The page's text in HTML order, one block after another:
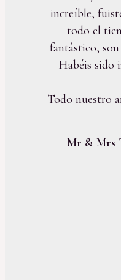
increíble,
todo el
fantástico,
Habéis sido
Todo nuestro
Mr & Mrs